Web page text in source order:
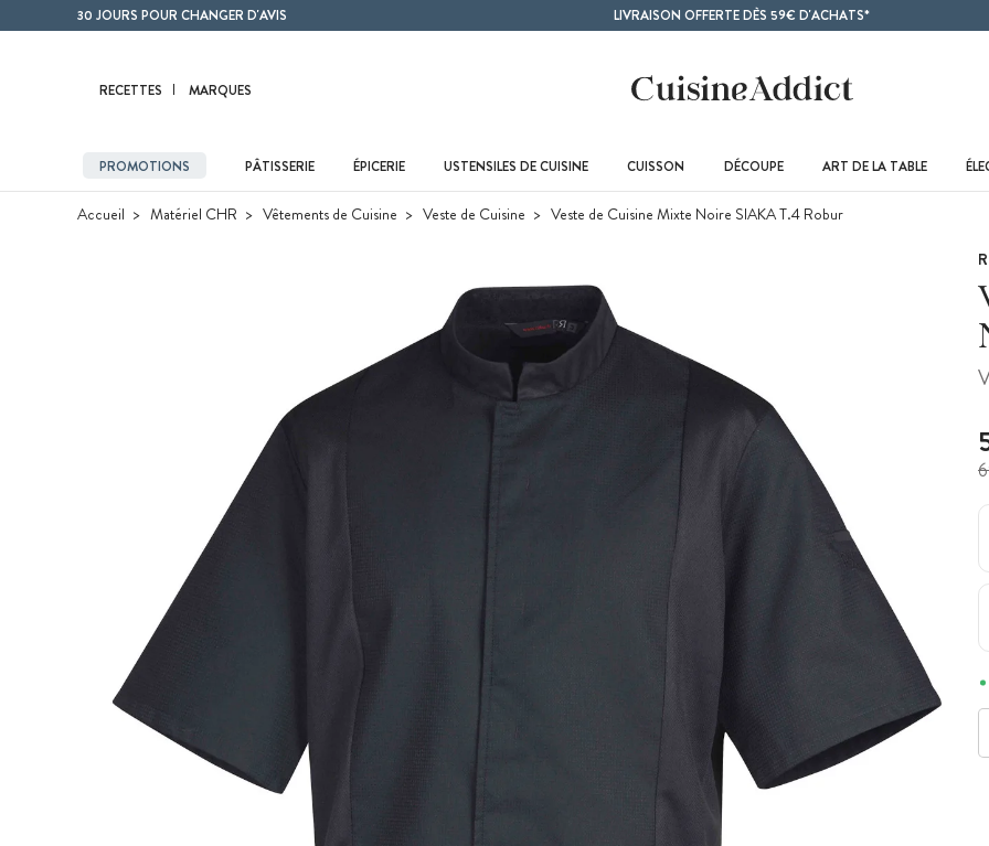
Contenu principal30 JOURS POUR CHANGER D'AVIS LIVRAISON OFFERTE DÈS 59€ D'ACHATS*
RECETTES MARQUES
PROMOTIONS PÂTISSERIE ÉPICERIE USTENSILES DE CUISINE CUISSON DÉCOUPE ART DE LA TABLE
Accueil Matériel CHR Vêtements de Cuisine Veste de Cuisine Veste de Cuisine Mixte Noire SIAKA T.4 Robur